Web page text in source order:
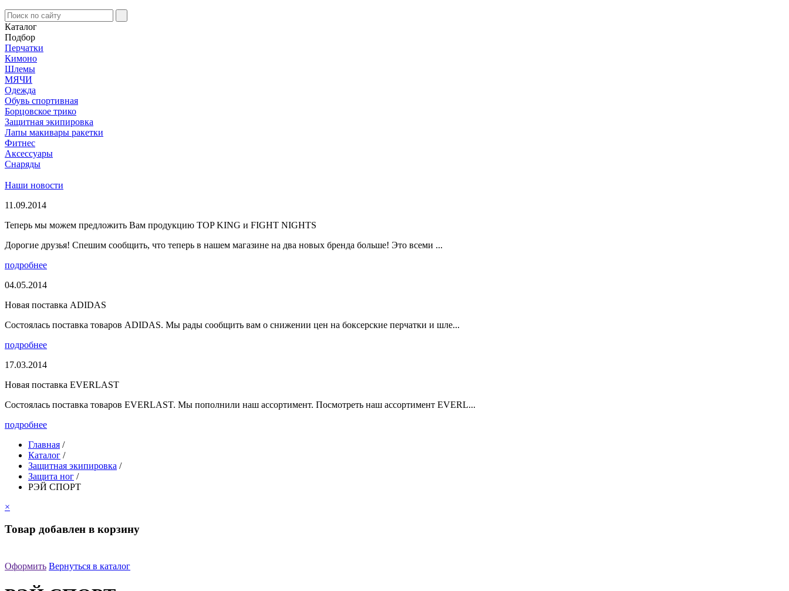
Каталог
Подбор
Перчатки
Кимоно
Шлемы
МЯЧИ
Одежда
Обувь спортивная
Борцовское трико
Защитная экипировка
Лапы макивары ракетки
Фитнес
Аксессуары
Снаряды
Наши новости
11.09.2014
Теперь мы можем предложить Вам продукцию TOP KING и FIGHT NIGHTS
Дорогие друзья! Спешим сообщить, что теперь в нашем магазине на два новых бренда больше! Это всеми ...
подробнее
04.05.2014
Новая поставка ADIDAS
Состоялась поставка товаров ADIDAS. Мы рады сообщить вам о снижении цен на боксерские перчатки и шле...
подробнее
17.03.2014
Новая поставка EVERLAST
Состоялась поставка товаров EVERLAST. Мы пополнили наш ассортимент. Посмотреть наш ассортимент EVERL...
подробнее
Главная /
Каталог /
Защитная экипировка /
Защита ног /
РЭЙ СПОРТ
×
Товар добавлен в корзину
Оформить Вернуться в каталог